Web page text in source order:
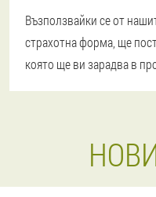
Възползвайки се от
страхотна форма, ще
която ще ви зарадва в